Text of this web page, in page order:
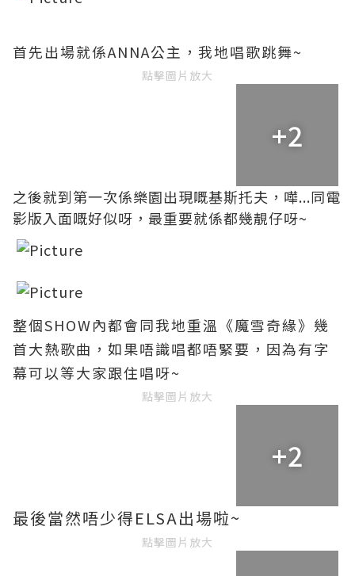
首先出場就係ANNA公主，我地唱歌跳舞~
點擊圖片放大
+2
之後就到第一次係樂園出現嘅基斯托夫，嘩...同電
影版入面嘅好似呀，最重要就係都幾靚仔呀~
整個SHOW內都會同我地重溫《魔雪奇緣》幾
首大熱歌曲，如果唔識唱都唔緊要，因為有字
幕可以等大家跟住唱呀~
點擊圖片放大
+2
最後當然唔少得ELSA出場啦~
點擊圖片放大